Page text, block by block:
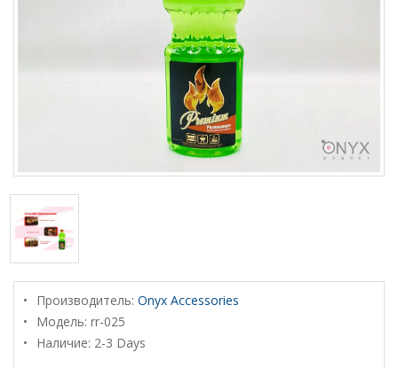
Производитель: Onyx Accessories
Модель: rr-025
Наличие: 2-3 Days